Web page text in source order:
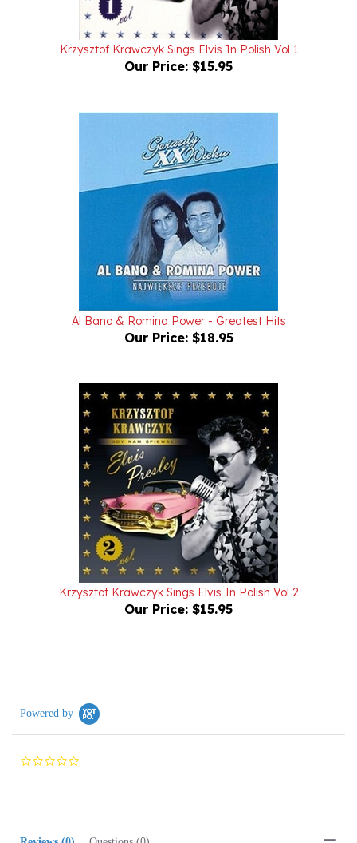
Krzysztof Krawczyk Sings Elvis In Polish Vol 1
Our Price:$15.95
Al Bano & Romina Power - Greatest Hits
Our Price:$18.95
Krzysztof Krawczyk Sings Elvis In Polish Vol 2
Our Price:$15.95
0.0